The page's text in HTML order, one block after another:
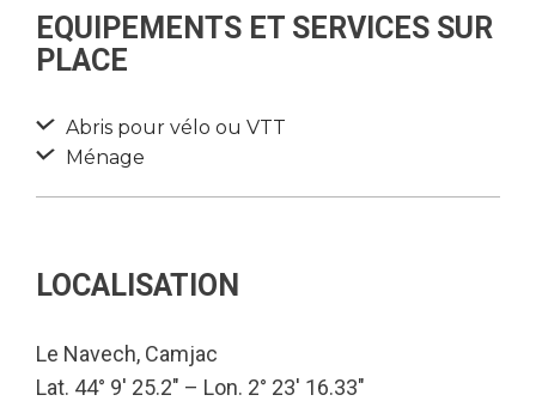
EQUIPEMENTS ET SERVICES SUR
PLACE
Abris pour vélo ou VTT
Ménage
LOCALISATION
Le Navech, Camjac
Lat. 44° 9′ 25.2″ – Lon. 2° 23′ 16.33″